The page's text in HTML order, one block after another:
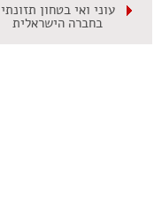
עוני ואי בטחון תזונתי
בחברה הישראלית